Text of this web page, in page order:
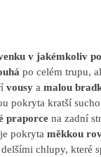
v jakémkoliv
po celém trupu,
vousy a malou
pokryta kratší
praporce na zadní
pokryta měkkou
chlupy, které